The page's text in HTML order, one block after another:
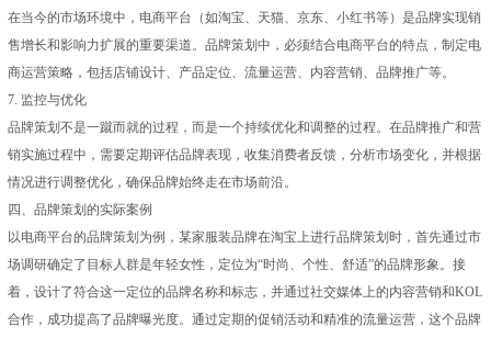
在当今的市场环境中，电商平台（如淘宝、天猫、京东、小红书等）是品牌实现销
售增长和影响力扩展的重要渠道。品牌策划中，必须结合电商平台的特点，制定电
商运营策略，包括店铺设计、产品定位、流量运营、内容营销、品牌推广等。
7. 监控与优化
品牌策划不是一蹴而就的过程，而是一个持续优化和调整的过程。在品牌推广和营
销实施过程中，需要定期评估品牌表现，收集消费者反馈，分析市场变化，并根据
情况进行调整优化，确保品牌始终走在市场前沿。
四、品牌策划的实际案例
以电商平台的品牌策划为例，某家服装品牌在淘宝上进行品牌策划时，首先通过市
场调研确定了目标人群是年轻女性，定位为“时尚、个性、舒适”的品牌形象。接
着，设计了符合这一定位的品牌名称和标志，并通过社交媒体上的内容营销和KOL
合作，成功提高了品牌曝光度。通过定期的促销活动和精准的流量运营，这个品牌